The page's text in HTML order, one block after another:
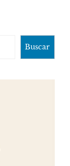
Buscar